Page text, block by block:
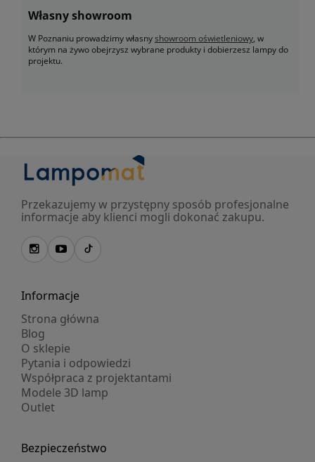
Własny showroom
W Poznaniu prowadzimy własnyshowroom oświetleniowy, w
którym na żywo obejrzysz wybrane produkty i dobierzesz lampy do
projektu.
Przekazujemy w przystępny sposób profesjonalne
informacje aby klienci mogli dokonać zakupu.
Informacje
Strona główna
Blog
O sklepie
Pytania i odpowiedzi
Współpraca z projektantami
Modele 3D lamp
Outlet
Bezpieczeństwo